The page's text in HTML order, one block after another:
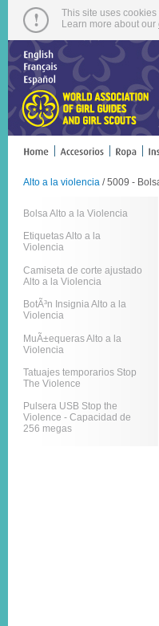
This site uses
Learn more about our
Alto a la violencia / 5009 -
Bolsa Alto a la Violencia
Etiquetas Alto a la
Violencia
Camiseta de corte ajustado
Alto a la Violencia
BotÃ³n Insignia Alto a la
Violencia
MuÃ±equeras Alto a la
Violencia
Tatuajes temporarios Stop
The Violence
Pulsera USB Stop the
Violence - Capacidad de
256 megas